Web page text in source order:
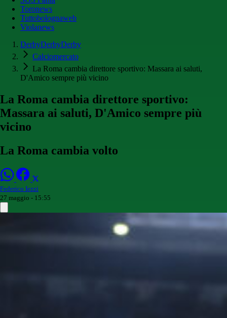
Toronews
Tuttobolognaweb
Violanews
DerbyDerbyDerby
Calciomercato
La Roma cambia direttore sportivo: Massara ai saluti,
D'Amico sempre più vicino
La Roma cambia direttore sportivo:
Massara ai saluti, D'Amico sempre più
vicino
La Roma cambia volto
Federico Iezzi
27 maggio - 15:55